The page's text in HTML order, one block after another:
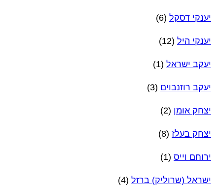
יענקי דסקל (6)
יענקי היל (12)
יעקב ישראל (1)
יעקב רוזנבוים (3)
יצחק אומן (2)
יצחק בעלז (8)
ירוחם וייס (1)
ישראל (שרוליק) ברזל (4)